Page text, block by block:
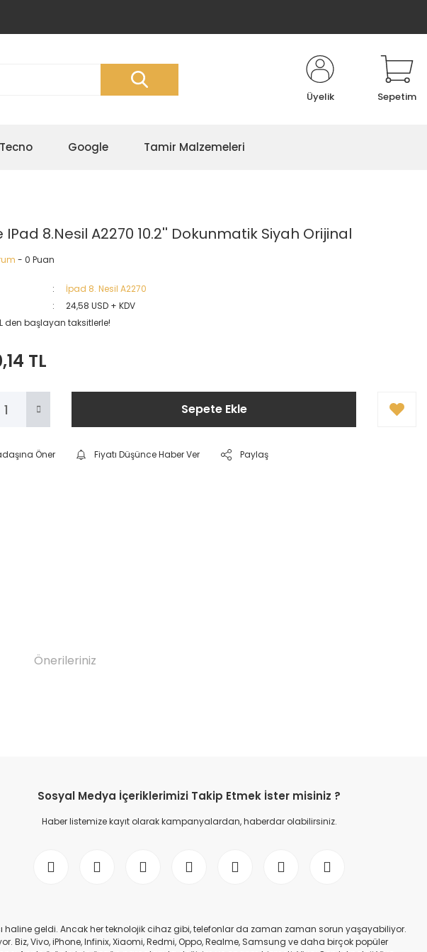
Üyelik Sepetim
Tecno Google Tamir Malzemeleri
IPad 8.Nesil A2270 10.2'' Dokunmatik Siyah Orijinal
- 0 Puan
İpad 8. Nesil A2270
24,58 USD + KDV
den başlayan taksitlerle!
TL
Sepete Ekle
Öner Fiyatı Düşünce Haber Ver Paylaş
Önerileriniz
Sosyal Medya İçeriklerimizi Takip Etmek İster misiniz ?
Haber listemize kayıt olarak kampanyalardan, haberdar olabilirsiniz.
haline geldi. Ancak her teknolojik cihaz gibi, telefonlar da zaman zaman sorun yaşayabiliyor.
Biz, Vivo, iPhone, Infinix, Xiaomi, Redmi, Oppo, Realme, Samsung ve daha birçok popüler